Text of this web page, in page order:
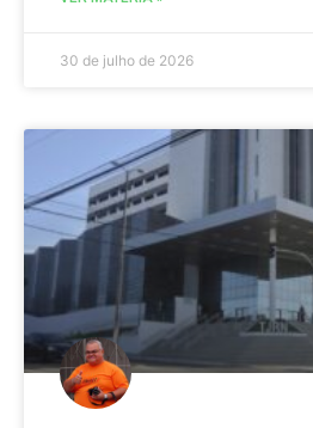
30 de julho de 2026